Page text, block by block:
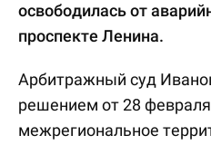
освободилась от
проспекте Ленина.
Арбитражный суд
решением от 28
межрегиональное